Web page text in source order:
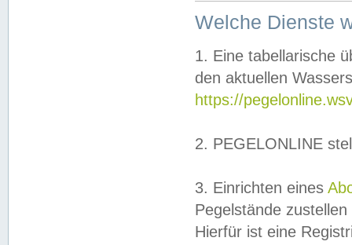
Welche Dienste
1. Eine tabellarische
den aktuellen
https://
2. PEGELONLINE
3. Einrichten eines
Pegelstände
Hierfür ist eine